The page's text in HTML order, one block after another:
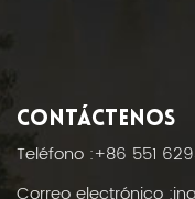
CONTÁCTENOS
Teléfono :+86 551